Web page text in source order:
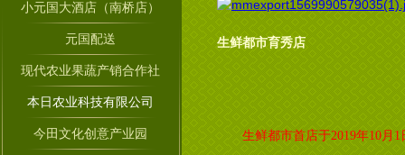
小元国大酒店（南桥店）
元国配送
现代农业果蔬产销合作社
本日农业科技有限公司
今田文化创意产业园
生鲜都市育秀店
生鲜都市首店于2019年10月